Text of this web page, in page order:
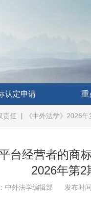
认定申请 重
责任 ▏《中外法学》2026年
台经营者的商
2026年第2
中外法学编辑部 发布时